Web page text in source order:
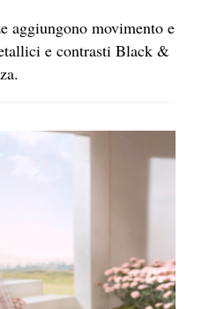
aggiungono movimento e
e contrasti Black &